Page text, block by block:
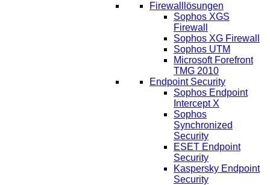
Firewalllösungen
Sophos XGS
Firewall
Sophos XG Firewall
Sophos UTM
Microsoft Forefront
TMG 2010
Endpoint Security
Sophos Endpoint
Intercept X
Sophos
Synchronized
Security
ESET Endpoint
Security
Kaspersky Endpoint
Security